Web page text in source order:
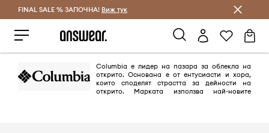
Спестявай с Answear Club
FINAL SALE % ЗАПОЧНА! Виж тук
Columbia е лидер на пазара за облекла на
открито. Oснована е от ентусиасти и хора,
които споделят страстта за дейности на
открито. Марката използва най-новите